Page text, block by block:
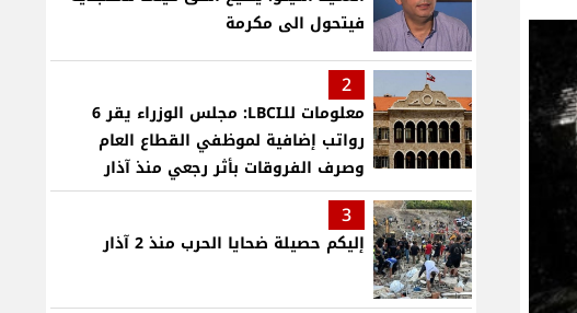
فيتحول الى مكرمة
2
معلومات للـLBCI: مجلس الوزراء يقر 6
رواتب إضافية لموظفي القطاع العام
وصرف الفروقات بأثر رجعي منذ آذار
3
إليكم حصيلة ضحايا الحرب منذ 2 آذار